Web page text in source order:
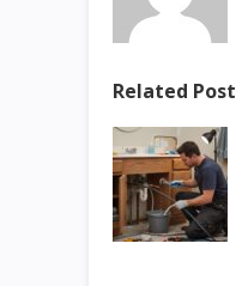
Related Post